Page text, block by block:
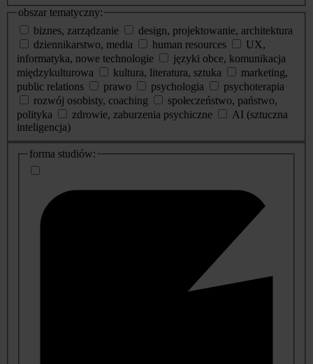
obszar tematyczny:
biznes, zarządzanie
design, projektowanie, architektura
dziennikarstwo, media
human resources
UX,
informatyka, nowe technologie
języki obce, komunikacja
międzykulturowa
kultura, literatura, sztuka
marketing,
public relations
prawo psychologia
psychoterapia
rozwój osobisty, coaching
społeczeństwo, państwo,
polityka
zdrowie, zaburzenia psychiczne
AI (sztuczna
inteligencja)
dodatkowe
informacje
forma studiów: